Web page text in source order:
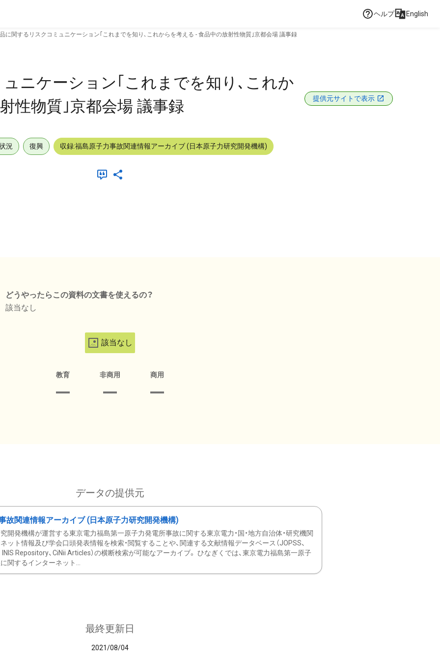
ヘルプ English
に関するリスクコミュニケーション｢これまでを知り､これからを考える - 食品中の放射性物質｣京都会場 議事録
ニケーション｢これまでを知り､これか
性物質｣京都会場 議事録
提供元サイトで表示
況 復興 収録:福島原子力事故関連情報アーカイブ (日本原子力研究開発機構)
どうやったらこの資料の文書を使えるの？
該当なし
該当なし
教育 非商用 商用
データの提供元
故関連情報アーカイブ (日本原子力研究開発機構)
開発機構が運営する東京電力福島第一原子力発電所事故に関する東京電力・国・地方自治体・研究機関
ット情報及び学会口頭発表情報を検索・閲覧することや、関連する文献情報データベース（JOPSS、
INIS Repository、CiNii Articles）の横断検索が可能なアーカイブ。 ひなぎくでは、東京電力福島第一原子
関するインターネット...
最終更新日
2021/08/04